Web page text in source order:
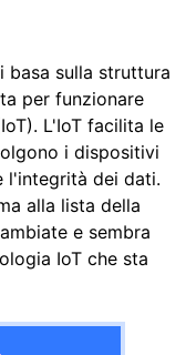
basa sulla struttura
per funzionare
L'IoT facilita le
i dispositivi
l'integrità dei dati.
alla lista della
e sembra
IoT che sta